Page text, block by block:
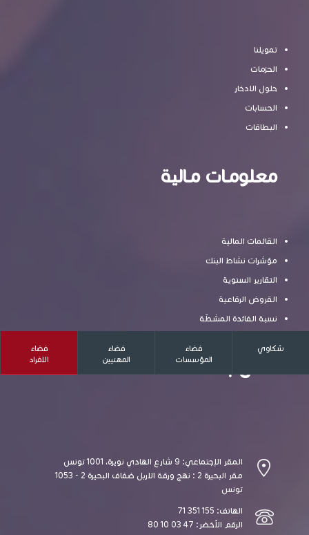
فضاء
الافراد
فضاء
المهنيين
فضاء
المؤسسات
شكاوي
تمويلنا
الحزمات
حلول الادخار
الحسابات
البطاقات
معلومـات مـالية
القائمات المالية
مؤشرات نشاط البنك
التقارير السنوية
القروض الرقاعية
نسبة الفائدة المشطّة
المقر الإجتماعي: 9 شارع الهادي نويرة، 1001 تونس
مقر البحيرة 2 : نهج ورقة الاربل ضفاف البحيرة 2 - 1053
تونس
الهاتف: 155 351 71
الرقم الأخضر: 47 03 10 80